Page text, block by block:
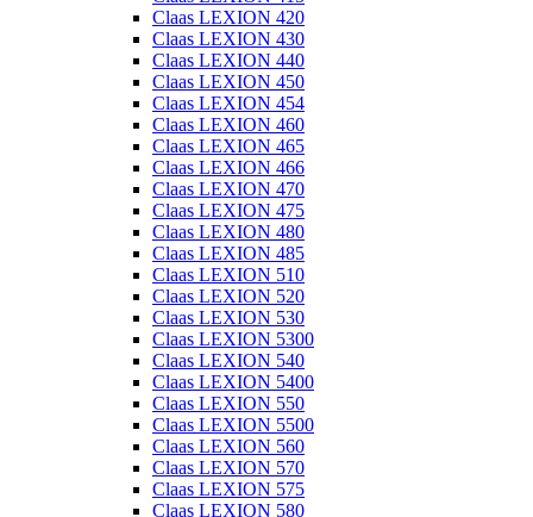
Claas LEXION 420
Claas LEXION 430
Claas LEXION 440
Claas LEXION 450
Claas LEXION 454
Claas LEXION 460
Claas LEXION 465
Claas LEXION 466
Claas LEXION 470
Claas LEXION 475
Claas LEXION 480
Claas LEXION 485
Claas LEXION 510
Claas LEXION 520
Claas LEXION 530
Claas LEXION 5300
Claas LEXION 540
Claas LEXION 5400
Claas LEXION 550
Claas LEXION 5500
Claas LEXION 560
Claas LEXION 570
Claas LEXION 575
Claas LEXION 580